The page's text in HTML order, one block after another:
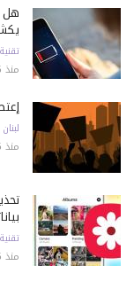
هل
تقنية
منذ 5 أيام
لبنان
منذ 5 أيام
تقنية
منذ 5 أيام